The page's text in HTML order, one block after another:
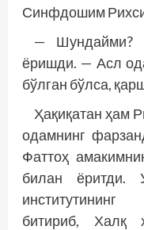
Синфдошим
— Шундайми?
ёришди. — Асл
бўлган бўлса,
Ҳақиқатан ҳам
одамнинг
Фаттоҳ
билан ёритди.
институтининг
битириб, Халқ